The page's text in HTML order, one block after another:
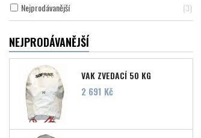
Nejprodávanější 3
NEJPRODÁVANĚJŠÍ
VAK ZVEDACÍ 50 KG
Cena
2 691 Kč